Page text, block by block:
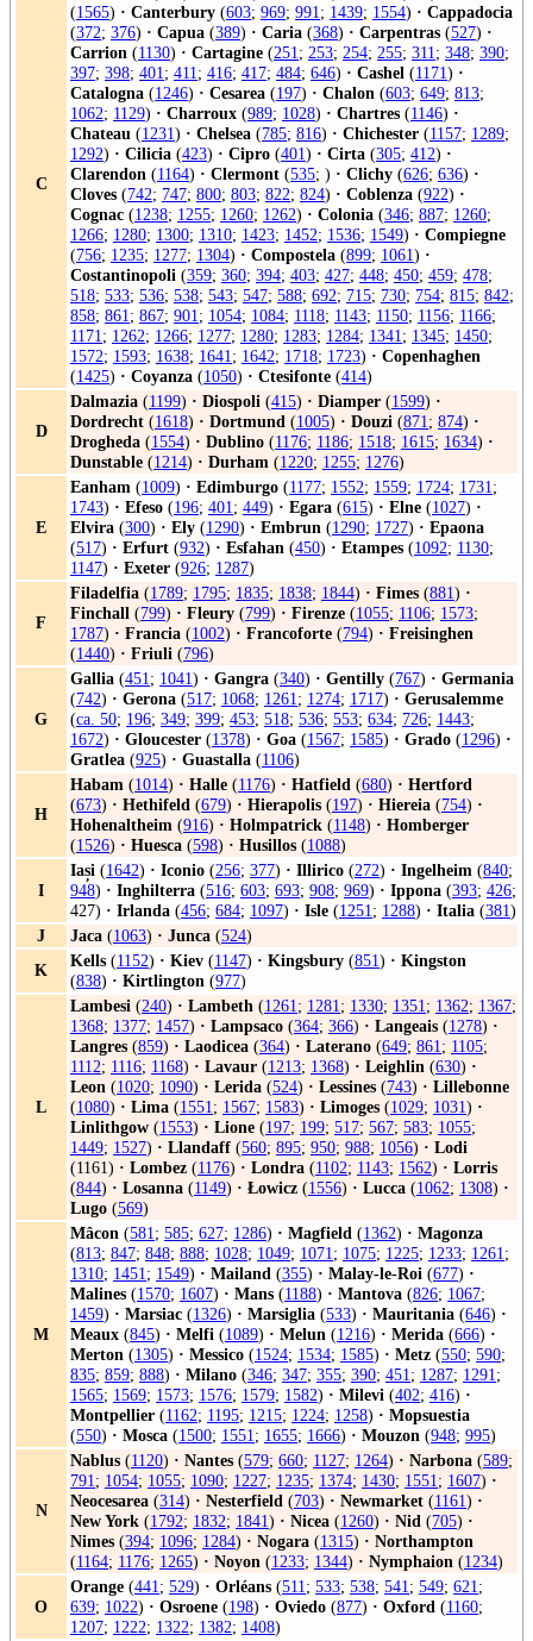
C
(1565) · Canterbury (603; 969; 991; 1439; 1554) · Cappadocia
(372; 376) · Capua (389) · Caria (368) · Carpentras (527) ·
Carrion (1130) · Cartagine (251; 253; 254; 255; 311; 348; 390;
397; 398; 401; 411; 416; 417; 484; 646) · Cashel (1171) ·
Catalogna (1246) · Cesarea (197) · Chalon (603; 649; 813;
1062; 1129) · Charroux (989; 1028) · Chartres (1146) ·
Chateau (1231) · Chelsea (785; 816) · Chichester (1157; 1289;
1292) · Cilicia (423) · Cipro (401) · Cirta (305; 412) ·
Clarendon (1164) · Clermont (535; ) · Clichy (626; 636) ·
Cloves (742; 747; 800; 803; 822; 824) · Coblenza (922) ·
Cognac (1238; 1255; 1260; 1262) · Colonia (346; 887; 1260;
1266; 1280; 1300; 1310; 1423; 1452; 1536; 1549) · Compiegne
(756; 1235; 1277; 1304) · Compostela (899; 1061) ·
Costantinopoli (359; 360; 394; 403; 427; 448; 450; 459; 478;
518; 533; 536; 538; 543; 547; 588; 692; 715; 730; 754; 815; 842;
858; 861; 867; 901; 1054; 1084; 1118; 1143; 1150; 1156; 1166;
1171; 1262; 1266; 1277; 1280; 1283; 1284; 1341; 1345; 1450;
1572; 1593; 1638; 1641; 1642; 1718; 1723) · Copenhaghen
(1425) · Coyanza (1050) · Ctesifonte (414)
D
Dalmazia (1199) · Diospoli (415) · Diamper (1599) ·
Dordrecht (1618) · Dortmund (1005) · Douzi (871; 874) ·
Drogheda (1554) · Dublino (1176; 1186; 1518; 1615; 1634) ·
Dunstable (1214) · Durham (1220; 1255; 1276)
E
Eanham (1009) · Edimburgo (1177; 1552; 1559; 1724; 1731;
1743) · Efeso (196; 401; 449) · Egara (615) · Elne (1027) ·
Elvira (300) · Ely (1290) · Embrun (1290; 1727) · Epaona
(517) · Erfurt (932) · Esfahan (450) · Etampes (1092; 1130;
1147) · Exeter (926; 1287)
F
Filadelfia (1789; 1795; 1835; 1838; 1844) · Fimes (881) ·
Finchall (799) · Fleury (799) · Firenze (1055; 1106; 1573;
1787) · Francia (1002) · Francoforte (794) · Freisinghen
(1440) · Friuli (796)
G
Gallia (451; 1041) · Gangra (340) · Gentilly (767) · Germania
(742) · Gerona (517; 1068; 1261; 1274; 1717) · Gerusalemme
(ca. 50; 196; 349; 399; 453; 518; 536; 553; 634; 726; 1443;
1672) · Gloucester (1378) · Goa (1567; 1585) · Grado (1296) ·
Gratlea (925) · Guastalla (1106)
H
Habam (1014) · Halle (1176) · Hatfield (680) · Hertford
(673) · Hethifeld (679) · Hierapolis (197) · Hiereia (754) ·
Hohenaltheim (916) · Holmpatrick (1148) · Homberger
(1526) · Huesca (598) · Husillos (1088)
I
Iași (1642) · Iconio (256; 377) · Illirico (272) · Ingelheim (840;
948) · Inghilterra (516; 603; 693; 908; 969) · Ippona (393; 426;
427) · Irlanda (456; 684; 1097) · Isle (1251; 1288) · Italia (381)
J
Jaca (1063) · Junca (524)
K
Kells (1152) · Kiev (1147) · Kingsbury (851) · Kingston
(838) · Kirtlington (977)
L
Lambesi (240) · Lambeth (1261; 1281; 1330; 1351; 1362; 1367;
1368; 1377; 1457) · Lampsaco (364; 366) · Langeais (1278) ·
Langres (859) · Laodicea (364) · Laterano (649; 861; 1105;
1112; 1116; 1168) · Lavaur (1213; 1368) · Leighlin (630) ·
Leon (1020; 1090) · Lerida (524) · Lessines (743) · Lillebonne
(1080) · Lima (1551; 1567; 1583) · Limoges (1029; 1031) ·
Linlithgow (1553) · Lione (197; 199; 517; 567; 583; 1055;
1449; 1527) · Llandaff (560; 895; 950; 988; 1056) · Lodi
(1161) · Lombez (1176) · Londra (1102; 1143; 1562) · Lorris
(844) · Losanna (1149) · Łowicz (1556) · Lucca (1062; 1308) ·
Lugo (569)
M
Mâcon (581; 585; 627; 1286) · Magfield (1362) · Magonza
(813; 847; 848; 888; 1028; 1049; 1071; 1075; 1225; 1233; 1261;
1310; 1451; 1549) · Mailand (355) · Malay-le-Roi (677) ·
Malines (1570; 1607) · Mans (1188) · Mantova (826; 1067;
1459) · Marsiac (1326) · Marsiglia (533) · Mauritania (646) ·
Meaux (845) · Melfi (1089) · Melun (1216) · Merida (666) ·
Merton (1305) · Messico (1524; 1534; 1585) · Metz (550; 590;
835; 859; 888) · Milano (346; 347; 355; 390; 451; 1287; 1291;
1565; 1569; 1573; 1576; 1579; 1582) · Milevi (402; 416) ·
Montpellier (1162; 1195; 1215; 1224; 1258) · Mopsuestia
(550) · Mosca (1500; 1551; 1655; 1666) · Mouzon (948; 995)
N
Nablus (1120) · Nantes (579; 660; 1127; 1264) · Narbona (589;
791; 1054; 1055; 1090; 1227; 1235; 1374; 1430; 1551; 1607) ·
Neocesarea (314) · Nesterfield (703) · Newmarket (1161) ·
New York (1792; 1832; 1841) · Nicea (1260) · Nid (705) ·
Nimes (394; 1096; 1284) · Nogara (1315) · Northampton
(1164; 1176; 1265) · Noyon (1233; 1344) · Nymphaion (1234)
O
Orange (441; 529) · Orléans (511; 533; 538; 541; 549; 621;
639; 1022) · Osroene (198) · Oviedo (877) · Oxford (1160;
1207; 1222; 1322; 1382; 1408)